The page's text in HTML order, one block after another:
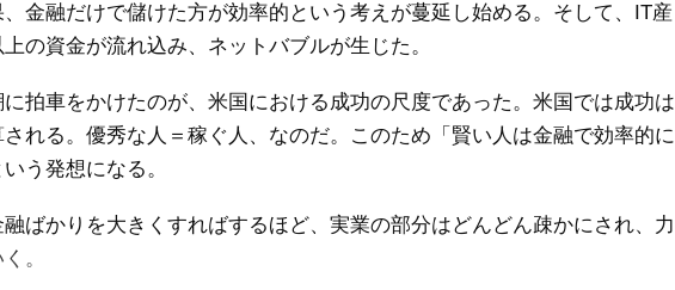
金融だけで儲けた方が効率的という考えが蔓延し始める。そして、IT産
の資金が流れ込み、ネットバブルが生じた。
拍車をかけたのが、米国における成功の尺度であった。米国では成功は
れる。優秀な人＝稼ぐ人、なのだ。このため「賢い人は金融で効率的に
う発想になる。
ばかりを大きくすればするほど、実業の部分はどんどん疎かにされ、力
。